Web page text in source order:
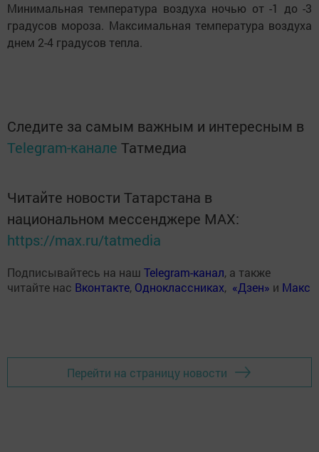
Минимальная температура воздуха ночью от -1 до -3
градусов мороза. Максимальная температура воздуха
днем 2-4 градусов тепла.
Следите за самым важным и интересным в
Telegram-канале Татмедиа
Читайте новости Татарстана в
национальном мессенджере MАХ:
https://max.ru/tatmedia
Подписывайтесь на наш Telegram-канал, а также
читайте нас Вконтакте, Одноклассниках, «Дзен» и Макс
Перейти на страницу новости